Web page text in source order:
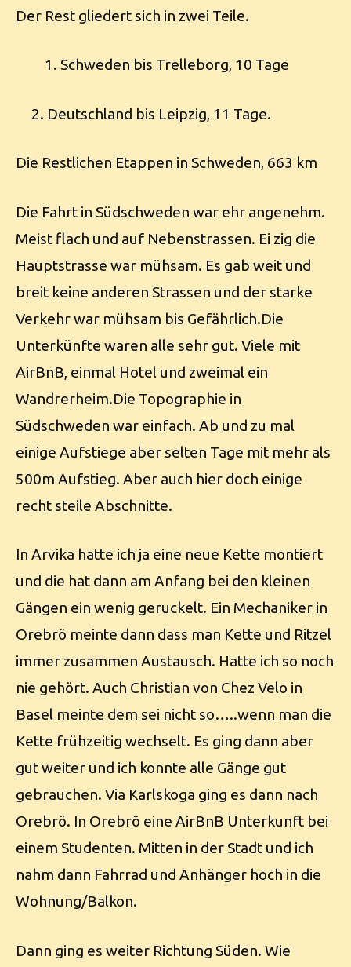
Der Rest gliedert sich in zwei Teile.
Schweden bis Trelleborg, 10 Tage
2. Deutschland bis Leipzig, 11 Tage.
Die Restlichen Etappen in Schweden, 663 km
Die Fahrt in Südschweden war ehr angenehm.
Meist flach und auf Nebenstrassen. Ei zig die
Hauptstrasse war mühsam. Es gab weit und
breit keine anderen Strassen und der starke
Verkehr war mühsam bis Gefährlich.Die
Unterkünfte waren alle sehr gut. Viele mit
AirBnB, einmal Hotel und zweimal ein
Wandrerheim.Die Topographie in
Südschweden war einfach. Ab und zu mal
einige Aufstiege aber selten Tage mit mehr als
500m Aufstieg. Aber auch hier doch einige
recht steile Abschnitte.
In Arvika hatte ich ja eine neue Kette montiert
und die hat dann am Anfang bei den kleinen
Gängen ein wenig geruckelt. Ein Mechaniker in
Orebrö meinte dann dass man Kette und Ritzel
immer zusammen Austausch. Hatte ich so noch
nie gehört. Auch Christian von Chez Velo in
Basel meinte dem sei nicht so…..wenn man die
Kette frühzeitig wechselt. Es ging dann aber
gut weiter und ich konnte alle Gänge gut
gebrauchen. Via Karlskoga ging es dann nach
Orebrö. In Orebrö eine AirBnB Unterkunft bei
einem Studenten. Mitten in der Stadt und ich
nahm dann Fahrrad und Anhänger hoch in die
Wohnung/Balkon.
Dann ging es weiter Richtung Süden. Wie